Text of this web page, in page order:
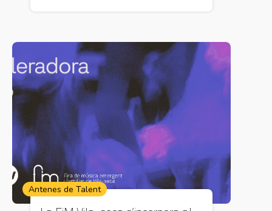
Antenes de Talent